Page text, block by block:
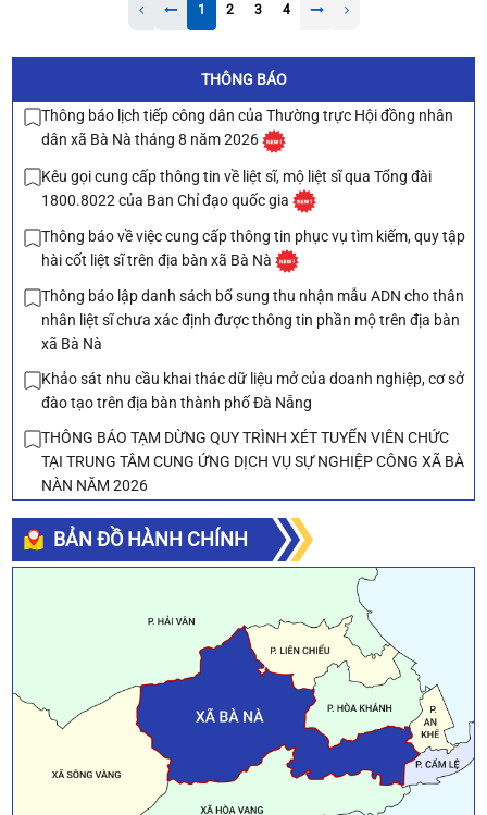
1 2 3 4
THÔNG BÁO
Thông báo lịch tiếp công dân của Thường trực Hội đồng nhân
dân xã Bà Nà tháng 8 năm 2026
Kêu gọi cung cấp thông tin về liệt sĩ, mộ liệt sĩ qua Tổng đài
1800.8022 của Ban Chỉ đạo quốc gia
Thông báo về việc cung cấp thông tin phục vụ tìm kiếm, quy tập
hài cốt liệt sĩ trên địa bàn xã Bà Nà
Thông báo lập danh sách bổ sung thu nhận mẫu ADN cho thân
nhân liệt sĩ chưa xác định được thông tin phần mộ trên địa bàn
xã Bà Nà
Khảo sát nhu cầu khai thác dữ liệu mở của doanh nghiệp, cơ sở
đào tạo trên địa bàn thành phố Đà Nẵng
THÔNG BÁO TẠM DỪNG QUY TRÌNH XÉT TUYỂN VIÊN CHỨC
TẠI TRUNG TÂM CUNG ỨNG DỊCH VỤ SỰ NGHIỆP CÔNG XÃ BÀ
NÀN NĂM 2026
🗳️ Mời Nhân dân bình chọn biểu trưng (logo) xã Bà Nà
Man to Man Vietnam Tuyển lao động tại Đà Nẵng
BẢN ĐỒ HÀNH CHÍNH